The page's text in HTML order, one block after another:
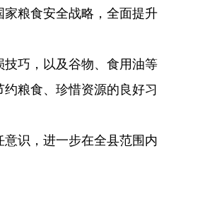
粮食安全战略，全面提升
巧，以及谷物、食用油等
粮食、珍惜资源的良好习
识，进一步在全县范围内